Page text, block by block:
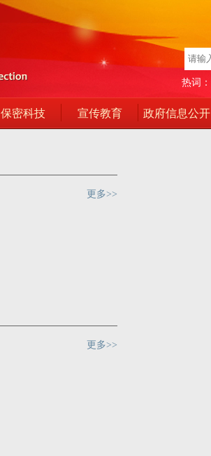
热词：
保密科技 宣传教育 政府信息公开
更多>>
更多>>